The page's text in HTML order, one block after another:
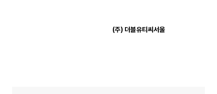
(주) 더블유티씨서울